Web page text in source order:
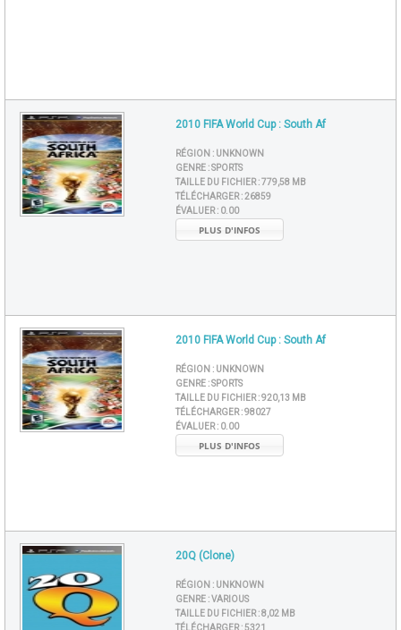
2010 FIFA World Cup : South Af
RÉGION : UNKNOWN
GENRE :SPORTS
TAILLE DU FICHIER :779,58 MB
TÉLÉCHARGER :26859
ÉVALUER : 0.00
PLUS D'INFOS
2010 FIFA World Cup : South Af
RÉGION : UNKNOWN
GENRE :SPORTS
TAILLE DU FICHIER :920,13 MB
TÉLÉCHARGER :98027
ÉVALUER : 0.00
PLUS D'INFOS
20Q (Clone)
RÉGION : UNKNOWN
GENRE :VARIOUS
TAILLE DU FICHIER :8,02 MB
TÉLÉCHARGER :5321